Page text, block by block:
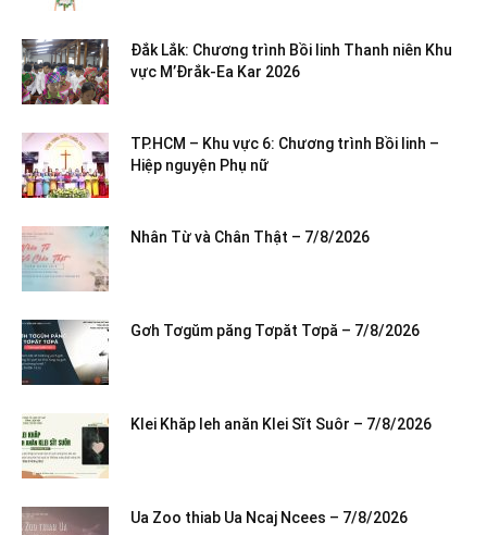
Đắk Lắk: Chương trình Bồi linh Thanh niên Khu
vực M’Đrắk-Ea Kar 2026
TP.HCM – Khu vực 6: Chương trình Bồi linh –
Hiệp nguyện Phụ nữ
Nhân Từ và Chân Thật – 7/8/2026
Gơh Tơgŭm păng Tơpăt Tơpă – 7/8/2026
Klei Khăp leh anăn Klei Sĭt Suôr – 7/8/2026
Ua Zoo thiab Ua Ncaj Ncees – 7/8/2026